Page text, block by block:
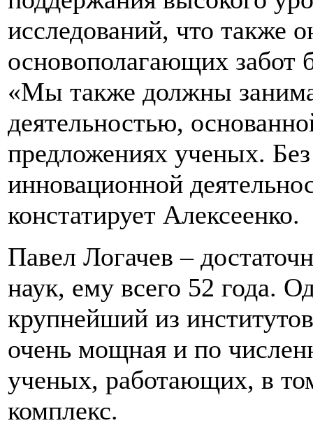
исследований, что также
основополагающих
«Мы также должны
деятельностью,
предложениях ученых.
инновационной
констатирует Алексеенко.
Павел Логачев –
наук, ему всего 52 года.
крупнейший из
очень мощная и по
ученых, работающих, в
комплекс.